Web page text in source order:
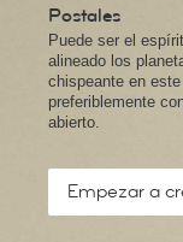
Postales
Puede ser el
alineado los
chispeante en
preferiblemente
abierto.
Empezar a